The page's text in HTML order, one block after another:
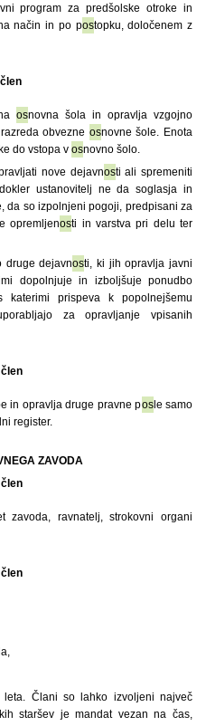
program za predšolske otroke in
način in po postopku, določenem z
osnovna šola in opravlja vzgojno
obvezne osnovne šole. Enota
do vstopa v osnovno šolo.
nove dejavnosti ali spremeniti
ustanovitelj ne da soglasja in
da so izpolnjeni pogoji, predpisani za
opremljenosti in varstva pri delu ter
druge dejavnosti, ki jih opravlja javni
dopolnjuje in izboljšuje ponudbo
katerimi prispeva k popolnejšemu
za opravljanje vpisanih
in opravlja druge pravne posle samo
register.
ZAVODA
zavoda, ravnatelj, strokovni organi
Člani so lahko izvoljeni največ
staršev je mandat vezan na čas,